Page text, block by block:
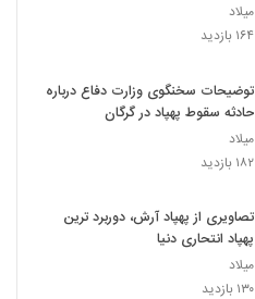
میلاد
۱۶۴ بازدید
توضیحات سخنگوی وزارت دفاع درباره
حادثه سقوط پهپاد در گرگان
میلاد
۱۸۲ بازدید
تصاویری از پهپاد آرش، دوربرد ترین
پهپاد انتحاری دنیا
میلاد
۱۳۰ بازدید